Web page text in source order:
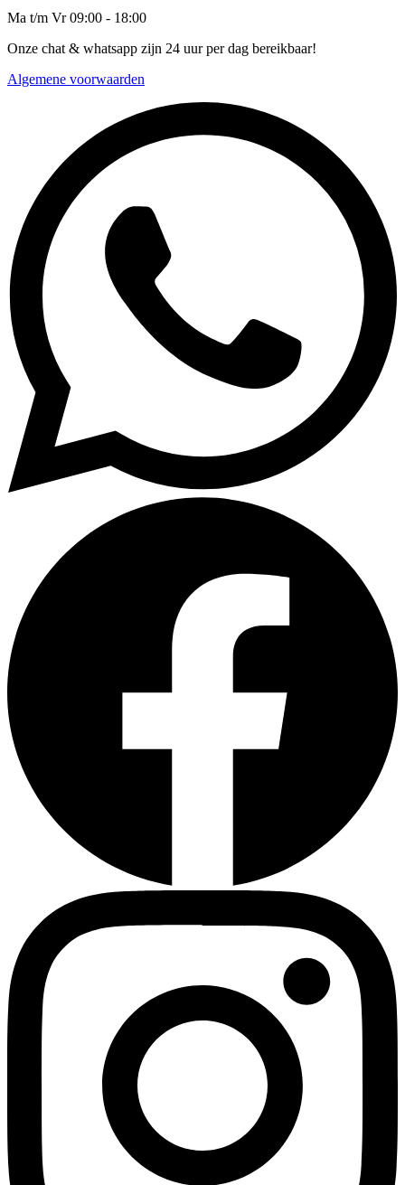
Ma t/m Vr 09:00 - 18:00
Onze chat & whatsapp zijn 24 uur per dag bereikbaar!
Algemene voorwaarden